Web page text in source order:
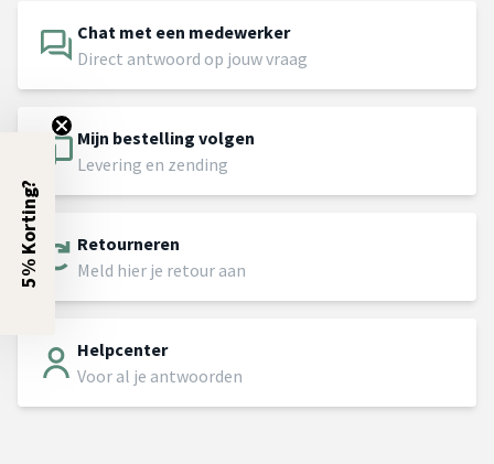
Chat met een medewerker
Direct antwoord op jouw vraag
Mijn bestelling volgen
Levering en zending
Retourneren
Meld hier je retour aan
Helpcenter
Voor al je antwoorden
5% Korting?